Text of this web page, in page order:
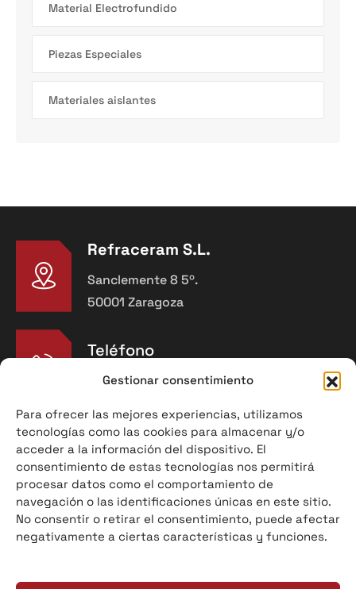
Gestionar consentimiento
Para ofrecer las mejores experiencias, utilizamos
tecnologías como las cookies para almacenar y/o
acceder a la información del dispositivo. El
consentimiento de estas tecnologías nos permitirá
procesar datos como el comportamiento de
navegación o las identificaciones únicas en este sitio.
No consentir o retirar el consentimiento, puede afectar
negativamente a ciertas características y funciones.
Material Electrofundido
Piezas Especiales
Materiales aislantes
Refraceram S.L.
Sanclemente 8 5º.
50001 Zaragoza
Teléfono
976 91 90 30
E-mail
info@refraceram.com
Información legal